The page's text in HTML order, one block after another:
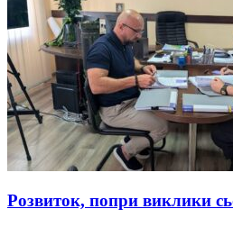
Розвиток, попри виклики